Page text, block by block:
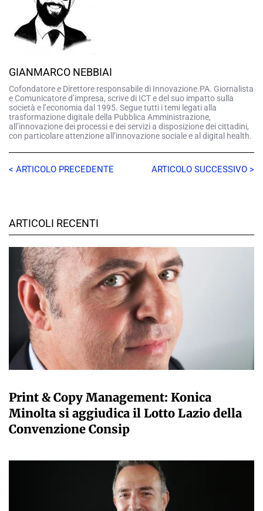
GIANMARCO NEBBIAI
Cofondatore e Direttore responsabile di Innovazione.PA. Giornalista
e Comunicatore d’impresa, scrive di ICT e del suo impatto sulla
società e l’economia dal 1995. Segue tutti i temi legati alla
trasformazione digitale della Pubblica Amministrazione,
all’innovazione dei processi e dei servizi a disposizione dei cittadini,
con particolare attenzione all’innovazione sociale e al digital health.
< ARTICOLO PRECEDENTE ARTICOLO SUCCESSIVO >
ARTICOLI RECENTI
Print & Copy Management: Konica
Minolta si aggiudica il Lotto Lazio della
Convenzione Consip